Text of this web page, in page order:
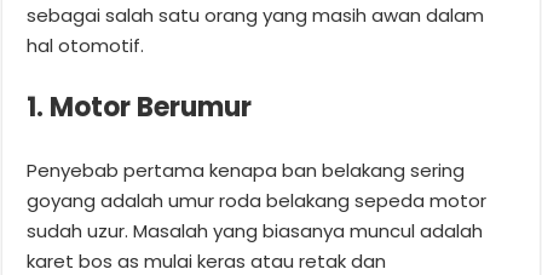
sebagai salah satu orang yang masih awan dalam
hal otomotif.
1. Motor Berumur
Penyebab pertama kenapa ban belakang sering
goyang adalah umur roda belakang sepeda motor
sudah uzur. Masalah yang biasanya muncul adalah
karet bos as mulai keras atau retak dan